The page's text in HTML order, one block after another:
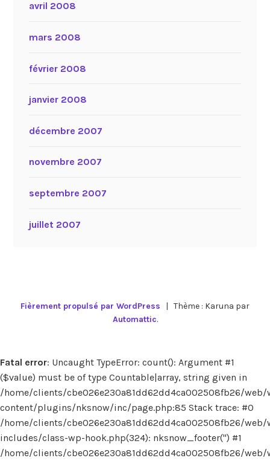
avril 2008
mars 2008
février 2008
janvier 2008
décembre 2007
novembre 2007
septembre 2007
juillet 2007
Fièrement propulsé par WordPress | Thème : Karuna par
Automattic.
Fatal error: Uncaught TypeError: count(): Argument #1
($value) must be of type Countable|array, string given in
/home/clients/cbe026e230a81dd62dd4ca002508fb26/web/
content/plugins/nksnow/inc/page.php:85 Stack trace: #0
/home/clients/cbe026e230a81dd62dd4ca002508fb26/web/
includes/class-wp-hook.php(324): nksnow_footer('') #1
/home/clients/cbe026e230a81dd62dd4ca002508fb26/web/